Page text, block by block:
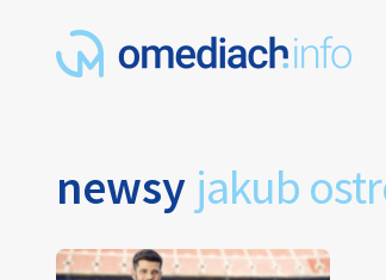
newsy jakub